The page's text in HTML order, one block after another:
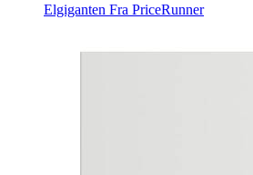
Elgiganten Fra PriceRunner